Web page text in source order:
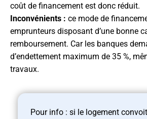
coût de financement est donc réduit.
Inconvénients : ce mode de
emprunteurs disposant d’une bonne
remboursement. Car les banques
d’endettement maximum de 35 %,
travaux.
Pour info : si le logement